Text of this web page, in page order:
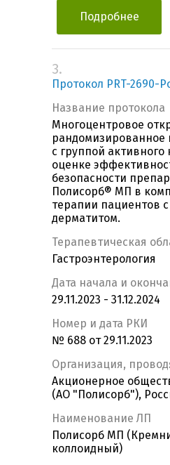
Подробнее
3.
Протокол PRT-2690-
Название протокола
Многоцентровое
рандомизированное
с группой активного
оценке
безопасности
Полисорб® МП в
терапии пациентов
дерматитом.
Терапевтическая
Гастроэнтерология
Дата начала и
29.11.2023 - 31.12.2024
Номер и дата РКИ
№ 688 от 29.11.2023
Организация,
Акционерное
(АО "Полисорб"),
Наименование ЛП
Полисорб МП
коллоидный)